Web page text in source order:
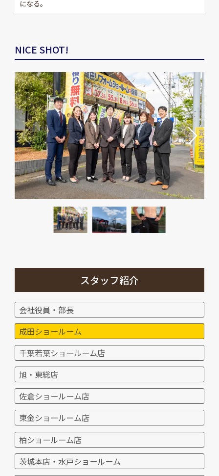
になる。
NICE SHOT!
スタッフ紹介
会社役員・部長
成田ショールーム
千葉若葉ショールーム店
旭・東総店
佐倉ショールーム店
東金ショールーム店
柏ショールーム店
茨城本店・水戸ショールーム